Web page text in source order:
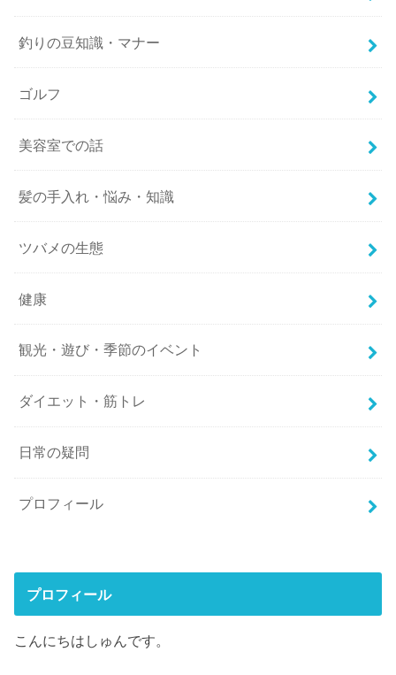
釣りの豆知識・マナー
ゴルフ
美容室での話
髪の手入れ・悩み・知識
ツバメの生態
健康
観光・遊び・季節のイベント
ダイエット・筋トレ
日常の疑問
プロフィール
プロフィール
こんにちはしゅんです。